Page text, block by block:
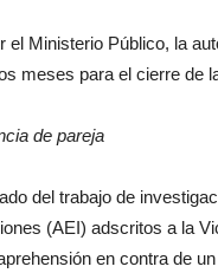
Ministerio Público, la
meses para el cierre de
de pareja
del trabajo de
(AEI) adscritos a la
en contra de